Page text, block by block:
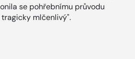
se pohřebnímu průvodu
mlčenlivý".